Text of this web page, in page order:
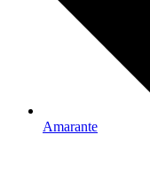
Amarante